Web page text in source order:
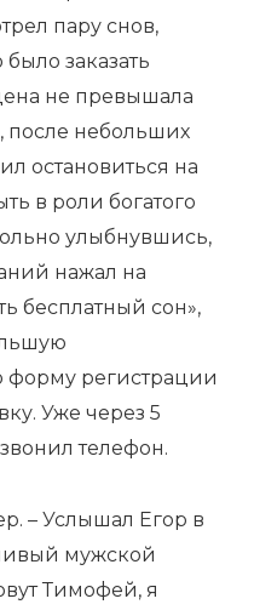
пару снов,
заказать
не превышала
после небольших
остановиться на
в роли богатого
улыбнувшись,
нажал на
бесплатный сон»,
регистрации
Уже через 5
телефон.
– Услышал Егор в
мужской
Тимофей, я